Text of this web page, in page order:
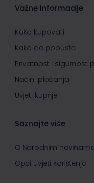
Važne informacije
Kako kupovati
Kako do popusta
Privatnost i sigurnost
Načini plaćanja
Uvjeti kupnje
Saznajte više
O Narodnim
Opći uvjeti korištenja